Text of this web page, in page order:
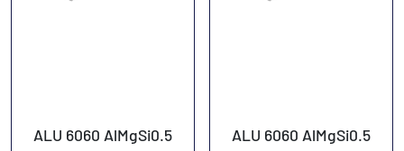
ALU 6060 AlMgSi0.5
ALU 6060 AlMgSi0.5